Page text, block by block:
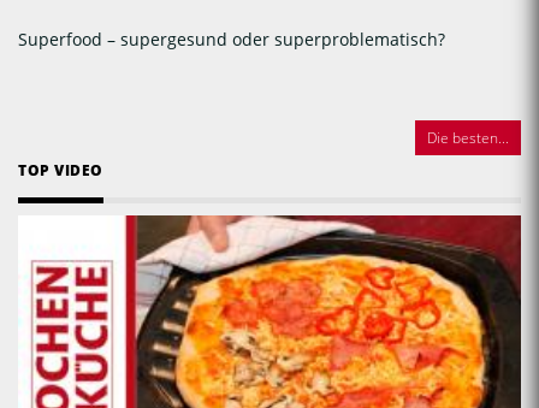
Superfood – supergesund oder superproblematisch?
Die besten...
TOP VIDEO